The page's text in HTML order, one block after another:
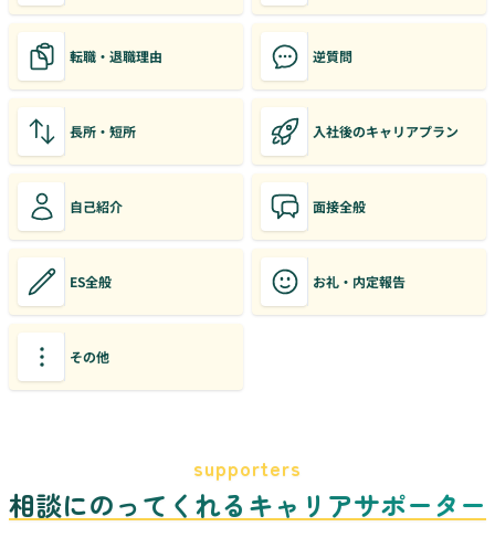
転職・退職理由 逆質問
長所・短所 入社後のキャリアプラン
自己紹介 面接全般
ES全般 お礼・内定報告
その他
supporters
相談にのってくれるキャリアサポーター